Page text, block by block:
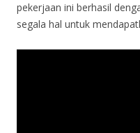
pekerjaan ini berhasil
segala hal untuk